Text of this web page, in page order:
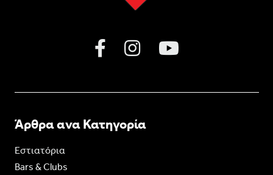
Άρθρα ανα Κατηγορία
Εστιατόρια
Bars & Clubs